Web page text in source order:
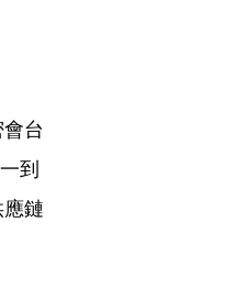
台
到
鏈